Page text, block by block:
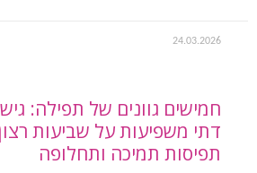
24.03.2026
חמישים גוונים של תפילה:
דתי משפיעות על שביעות
תפיסות תמיכה ותחלופה